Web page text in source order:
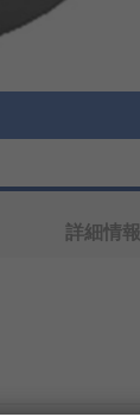
詳細情報